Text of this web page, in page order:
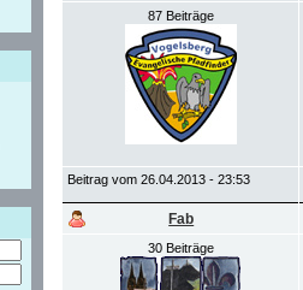
87 Beiträge
Beitrag vom 26.04.2013 - 23:53
Fab
30 Beiträge